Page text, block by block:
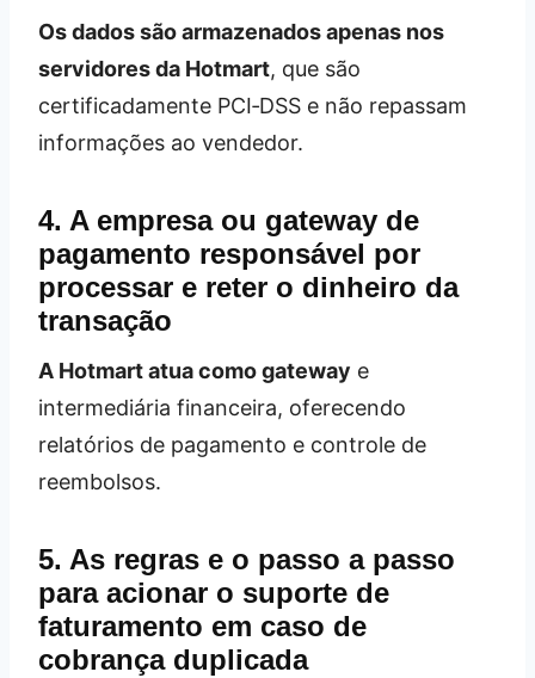
Os dados são armazenados apenas nos
servidores da Hotmart, que são
certificadamente PCI‑DSS e não repassam
informações ao vendedor.
4. A empresa ou gateway de
pagamento responsável por
processar e reter o dinheiro da
transação
A Hotmart atua como gateway e
intermediária financeira, oferecendo
relatórios de pagamento e controle de
reembolsos.
5. As regras e o passo a passo
para acionar o suporte de
faturamento em caso de
cobrança duplicada